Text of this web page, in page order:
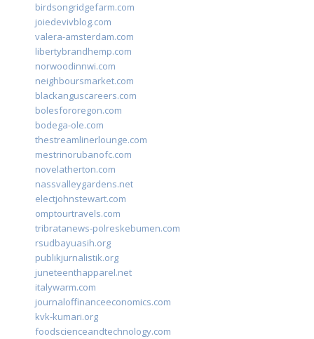
birdsongridgefarm.com
joiedevivblog.com
valera-amsterdam.com
libertybrandhemp.com
norwoodinnwi.com
neighboursmarket.com
blackanguscareers.com
bolesfororegon.com
bodega-ole.com
thestreamlinerlounge.com
mestrinorubanofc.com
novelatherton.com
nassvalleygardens.net
electjohnstewart.com
omptourtravels.com
tribratanews-polreskebumen.com
rsudbayuasih.org
publikjurnalistik.org
juneteenthapparel.net
italywarm.com
journaloffinanceeconomics.com
kvk-kumari.org
foodscienceandtechnology.com